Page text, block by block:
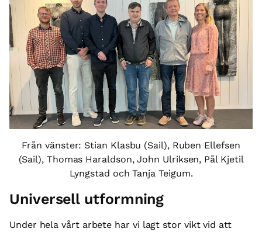
Från vänster: Stian Klasbu (Sail), Ruben Ellefsen
(Sail), Thomas Haraldson, John Ulriksen, Pål Kjetil
Lyngstad och Tanja Teigum.
Universell utformning
Under hela vårt arbete har vi lagt stor vikt vid att